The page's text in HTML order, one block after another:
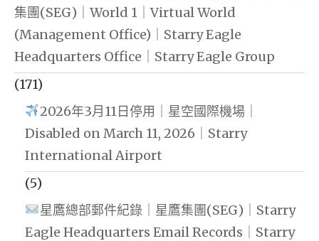
集團(SEG)｜World 1｜Virtual World
(Management Office)｜Starry Eagle
Headquarters Office｜Starry Eagle Group
(171)
2026年3月11日停用｜星空國際機場｜
Disabled on March 11, 2026｜Starry
International Airport
(5)
星鷹總部郵件紀錄｜星鷹集團(SEG)｜Starry
Eagle Headquarters Email Records｜Starry